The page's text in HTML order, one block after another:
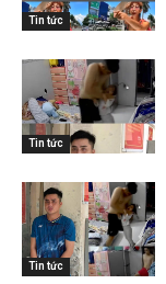
Tin tức
Tin tức
Tin tức